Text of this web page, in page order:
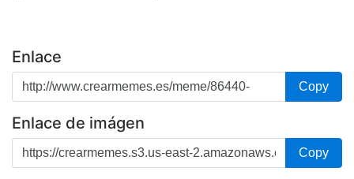
Enlace
Copy
Enlace de imágen
Copy